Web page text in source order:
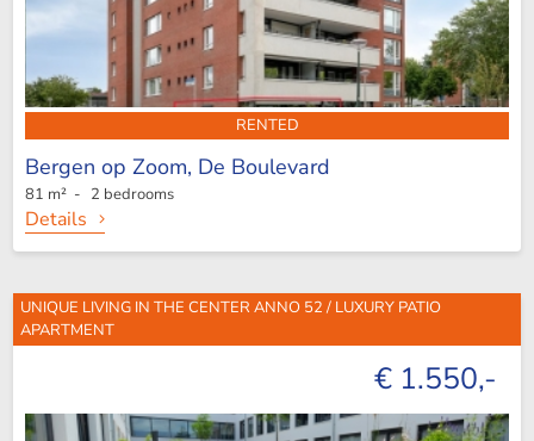
RENTED
Bergen op Zoom, De Boulevard
81 m² - 2 bedrooms
Details
UNIQUE LIVING IN THE CENTER ANNO 52 / LUXURY PATIO
APARTMENT
€ 1.550,-